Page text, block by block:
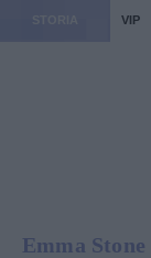
VIP
Emma Stone